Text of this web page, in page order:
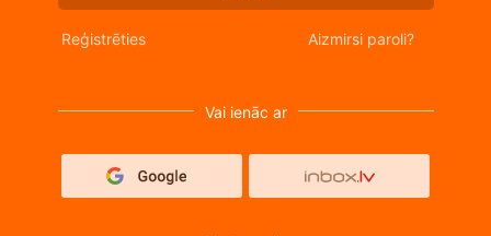
Reģistrēties Aizmirsi paroli?
Vai ienāc ar